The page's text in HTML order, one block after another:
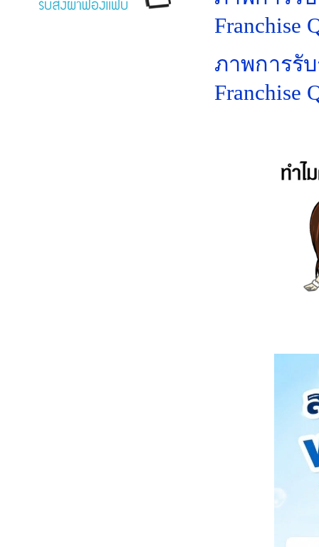
Franchise
ภาพการรั
Franchise